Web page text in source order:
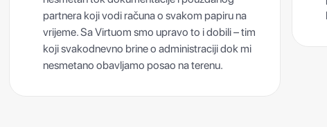
partnera koji vodi računa o svakom papiru na
vrijeme. Sa Virtuom smo upravo to i dobili – tim
koji svakodnevno brine o administraciji dok mi
nesmetano obavljamo posao na terenu.